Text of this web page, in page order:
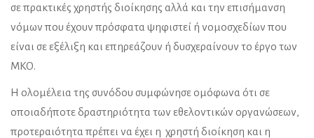
σε πρακτικές χρηστής διοίκησης αλλά και την επισήμανση
νόμων που έχουν πρόσφατα ψηφιστεί ή νομοσχεδίων που
είναι σε εξέλιξη και επηρεάζουν ή δυσχεραίνουν το έργο των
ΜΚΟ.
Η ολομέλεια της συνόδου συμφώνησε ομόφωνα ότι σε
οποιαδήποτε δραστηριότητα των εθελοντικών οργανώσεων,
προτεραιότητα πρέπει να έχει η χρηστή διοίκηση και η